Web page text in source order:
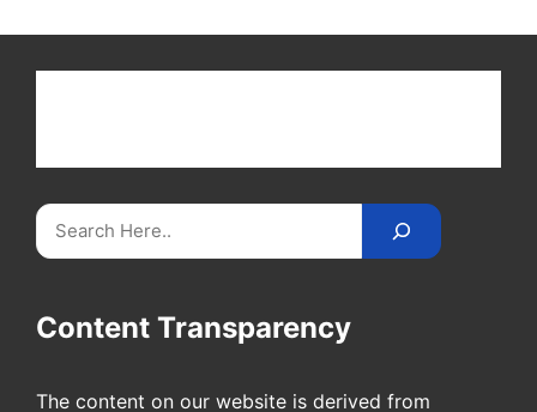
Search
Content Transparency
The content on our website is derived from